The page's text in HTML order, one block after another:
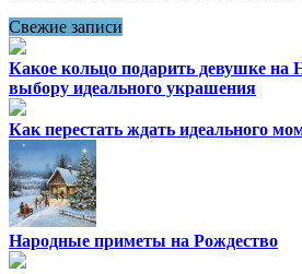
Свежие записи
Какое кольцо подарить девушке на
выбору идеального украшения
Как перестать ждать идеального
Народные приметы на Рождество